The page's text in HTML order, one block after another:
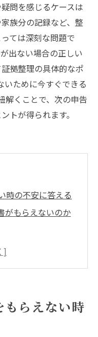
問を感じるケースは
族分の記録など、整
ては深刻な問題で
出ない場合の正しい
拠整理の具体的なポ
いために今すぐできる
解くことで、次の申告
トが得られます。
時の不安に答える
がもらえないのか
と患者の正しい要
理由と医療費控除
らえない時